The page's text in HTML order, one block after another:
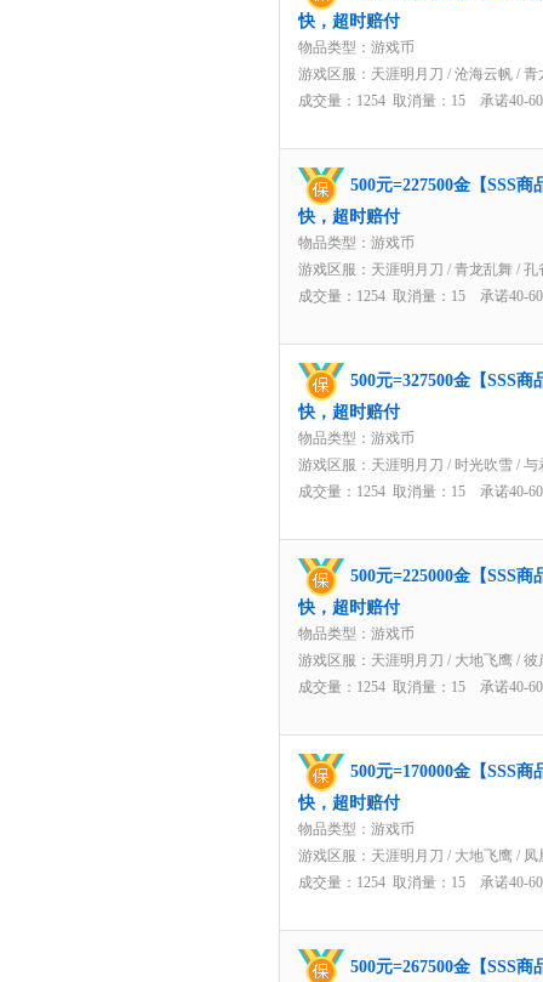
快，超时赔付
物品类型：游戏币
游戏区服： 天涯明月刀 / 沧海云帆 / 青
成交量：1254 取消量：15 承诺40-
500元=227500金【SSS
快，超时赔付
物品类型：游戏币
游戏区服： 天涯明月刀 / 青龙乱舞 / 孔
成交量：1254 取消量：15 承诺40-
500元=327500金【SSS
快，超时赔付
物品类型：游戏币
游戏区服： 天涯明月刀 / 时光吹雪 / 与
成交量：1254 取消量：15 承诺40-
500元=225000金【SSS
快，超时赔付
物品类型：游戏币
游戏区服： 天涯明月刀 / 大地飞鹰 / 彼
成交量：1254 取消量：15 承诺40-
500元=170000金【SSS
快，超时赔付
物品类型：游戏币
游戏区服： 天涯明月刀 / 大地飞鹰 / 凤
成交量：1254 取消量：15 承诺40-
500元=267500金【SSS